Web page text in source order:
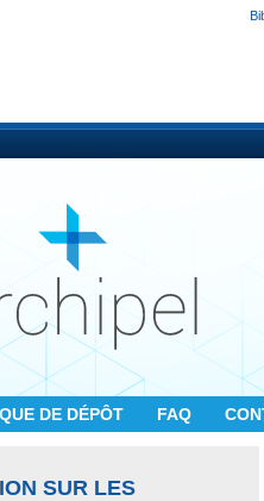
DE DÉPÔT FAQ
SUR LES